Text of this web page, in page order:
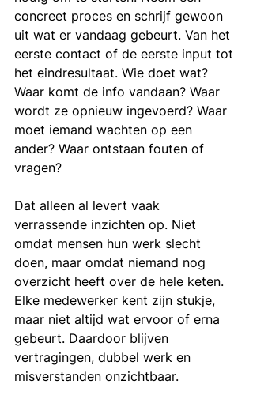
concreet proces en schrijf gewoon
uit wat er vandaag gebeurt. Van het
eerste contact of de eerste input tot
het eindresultaat. Wie doet wat?
Waar komt de info vandaan? Waar
wordt ze opnieuw ingevoerd? Waar
moet iemand wachten op een
ander? Waar ontstaan fouten of
vragen?
Dat alleen al levert vaak
verrassende inzichten op. Niet
omdat mensen hun werk slecht
doen, maar omdat niemand nog
overzicht heeft over de hele keten.
Elke medewerker kent zijn stukje,
maar niet altijd wat ervoor of erna
gebeurt. Daardoor blijven
vertragingen, dubbel werk en
misverstanden onzichtbaar.